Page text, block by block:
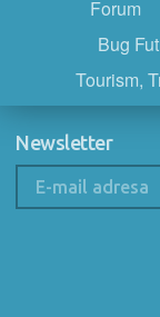
Forum
Bug
Tourism,
Newsletter